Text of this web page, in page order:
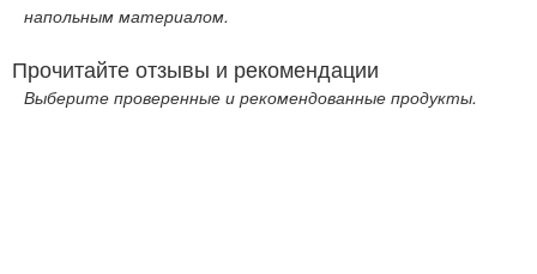
напольным материалом.
Прочитайте отзывы и рекомендации
Выберите проверенные и рекомендованные продукты.